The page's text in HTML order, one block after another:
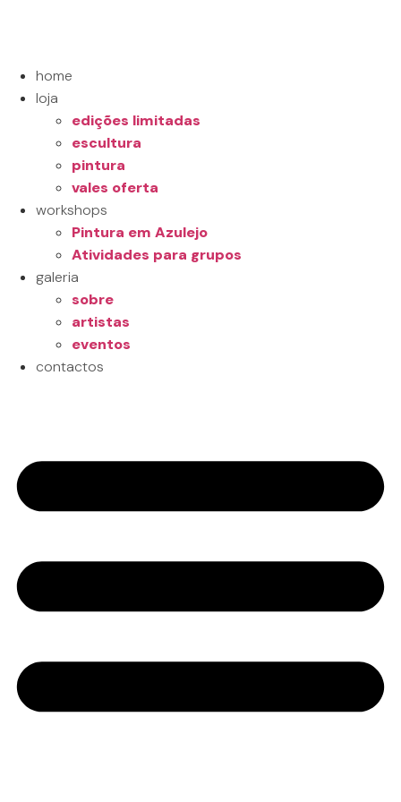
home
loja
edições limitadas
escultura
pintura
vales oferta
workshops
Pintura em Azulejo
Atividades para grupos
galeria
sobre
artistas
eventos
contactos